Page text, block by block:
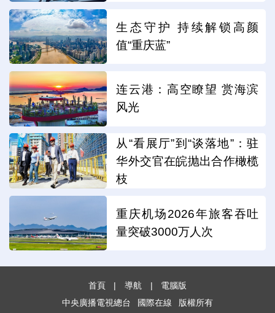
生态守护 持续解锁高颜
值“重庆蓝”
连云港：高空瞭望 赏海滨
风光
从“看展厅”到“谈落地”：驻
华外交官在皖抛出合作橄榄
枝
重庆机场2026年旅客吞吐
量突破3000万人次
首頁 | 導航 |
電腦版
中央廣播電視總台
國際在線 版權所有